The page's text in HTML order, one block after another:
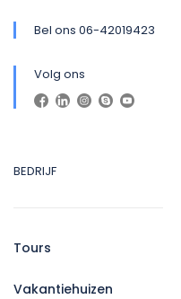
Bel ons 06-42019423
Volg ons
BEDRIJF
Tours
Vakantiehuizen